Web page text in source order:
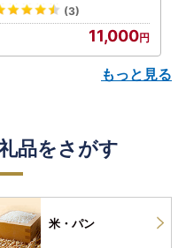
(3)
11,000
もっと見る
品をさがす
米・パン